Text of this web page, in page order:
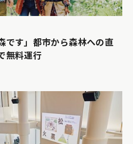
です」都市から森林への直
無料運行